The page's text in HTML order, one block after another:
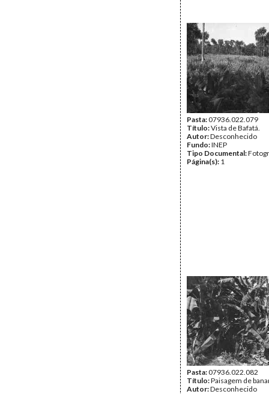
Pasta:07936.022.079
Título:Vista de Bafatá.
Autor:Desconhecido
Fundo:INEP
Tipo Documental:
Página(s): 1
Pasta:07936.022.082
Título:Paisagem de
Autor:Desconhecido